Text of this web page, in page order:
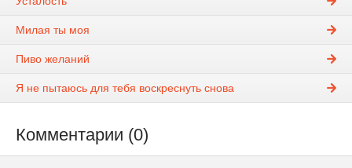
Милая ты моя
Пиво желаний
Я не пытаюсь для тебя воскреснуть снова
Комментарии (0)